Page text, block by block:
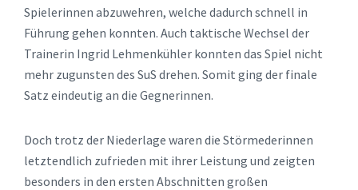
Spielerinnen abzuwehren, welche dadurch schnell in
Führung gehen konnten. Auch taktische Wechsel der
Trainerin Ingrid Lehmenkühler konnten das Spiel nicht
mehr zugunsten des SuS drehen. Somit ging der finale
Satz eindeutig an die Gegnerinnen.
Doch trotz der Niederlage waren die Störmederinnen
letztendlich zufrieden mit ihrer Leistung und zeigten
besonders in den ersten Abschnitten großen